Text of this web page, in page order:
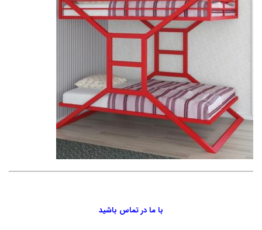
با ما در تماس باشید